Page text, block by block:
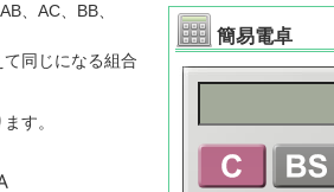
、AC、BB、
同じになる組合
す。
簡易電卓